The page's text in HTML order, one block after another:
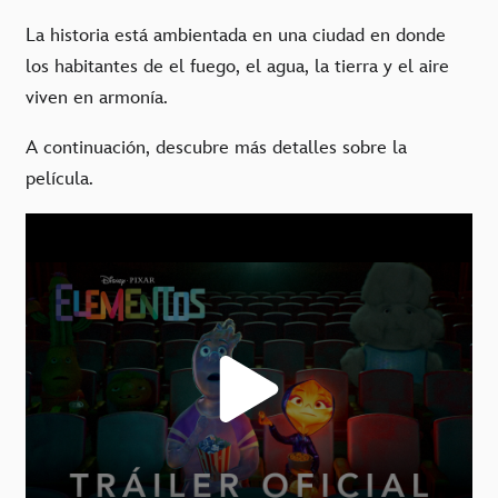
La historia está ambientada en una ciudad en donde
los habitantes de el fuego, el agua, la tierra y el aire
viven en armonía.
A continuación, descubre más detalles sobre la
película.